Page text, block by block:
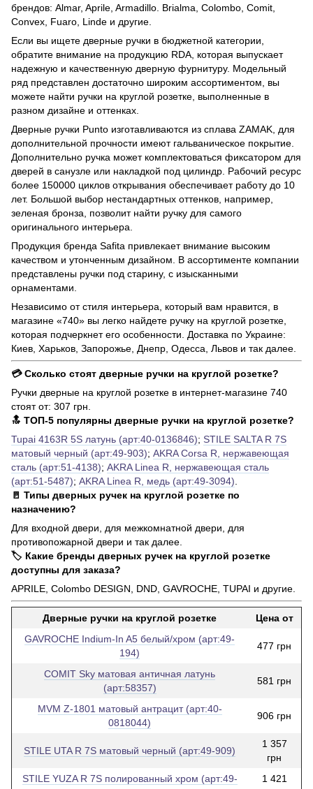
брендов: Almar, Aprile, Armadillo. Brialma, Colombo, Comit,
Convex, Fuaro, Linde и другие.
Если вы ищете дверные ручки в бюджетной категории,
обратите внимание на продукцию RDA, которая выпускает
надежную и качественную дверную фурнитуру. Модельный
ряд представлен достаточно широким ассортиментом, вы
можете найти ручки на круглой розетке, выполненные в
разном дизайне и оттенках.
Дверные ручки Punto изготавливаются из сплава ZAMAK, для
дополнительной прочности имеют гальваническое покрытие.
Дополнительно ручка может комплектоваться фиксатором для
дверей в санузле или накладкой под цилиндр. Рабочий ресурс
более 150000 циклов открывания обеспечивает работу до 10
лет. Большой выбор нестандартных оттенков, например,
зеленая бронза, позволит найти ручку для самого
оригинального интерьера.
Продукция бренда Safita привлекает внимание высоким
качеством и утонченным дизайном. В ассортименте компании
представлены ручки под старину, с изысканными
орнаментами.
Независимо от стиля интерьера, который вам нравится, в
магазине «740» вы легко найдете ручку на круглой розетке,
которая подчеркнет его особенности. Доставка по Украине:
Киев, Харьков, Запорожье, Днепр, Одесса, Львов и так далее.
💳 Сколько стоят дверные ручки на круглой розетке?
Ручки дверные на круглой розетке в интернет-магазине 740
стоят от: 307 грн.
🔝 ТОП-5 популярны дверные ручки на круглой розетке?
Tupai 4163R 5S латунь (арт:40-0136846); STILE SALTA R 7S
матовый черный (арт:49-903); AKRA Corsa R, нержавеющая
сталь (арт:51-4138); AKRA Linea R, нержавеющая сталь
(арт:51-5487); AKRA Linea R, медь (арт:49-3094)
🚪 Типы дверных ручек на круглой розетке по
назначению?
Для входной двери, для межкомнатной двери, для
противопожарной двери и так далее.
🏷️ Какие бренды дверных ручек на круглой розетке
доступны для заказа?
APRILE, Colombo DESIGN, DND, GAVROCHE, TUPAI и другие.
Дверные ручки на круглой розетке
Цена от
GAVROCHE Indium-In A5 белый/хром (арт:49-
194)
477 грн
COMIT Sky матовая античная латунь
(арт:58357)
581 грн
MVM Z-1801 матовый антрацит (арт:40-
0818044)
906 грн
STILE UTA R 7S матовый черный (арт:49-909)
1 357
грн
STILE YUZA R 7S полированный хром (арт:49-
1 421